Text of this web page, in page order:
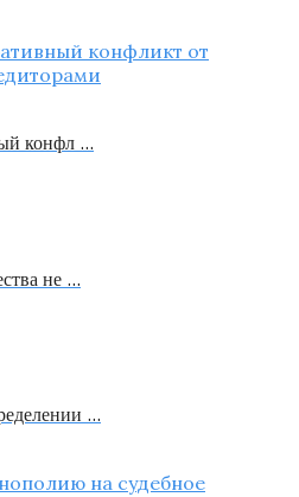
конфл …
не …
…